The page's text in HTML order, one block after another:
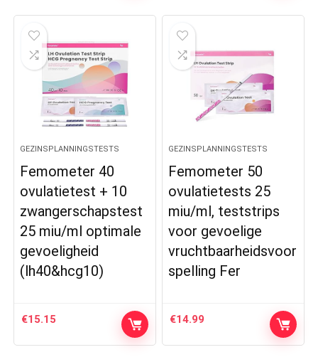
GEZINSPLANNINGSTESTS
Femometer 40
ovulatietest + 10
zwangerschapstest
25 miu/ml optimale
gevoeligheid
(lh40&hcg10)
€15.15
GEZINSPLANNINGSTESTS
Femometer 50
ovulatietests 25
miu/ml, teststrips
voor gevoelige
vruchtbaarheidsvoor
spelling Fer
€14.99